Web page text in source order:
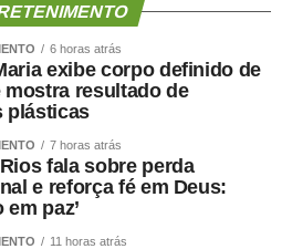
que deixa a situação com a
a responsabilidade pela
pela mudança.
assumi. Outros terão de
que fizeram e pela maneira
6 horas atrás
exibe corpo definido de
mostra resultado de
plásticas
7 horas atrás
fala sobre perda
e reforça fé em Deus:
em paz’
11 horas atrás